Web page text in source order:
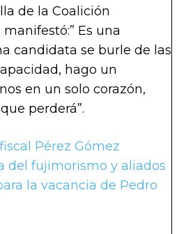
de la Coalición
Es una
candidata se burle de las
hago un
en un solo corazón,
perderá”.
Pérez Gómez
del fujimorismo y aliados
la vacancia de Pedro